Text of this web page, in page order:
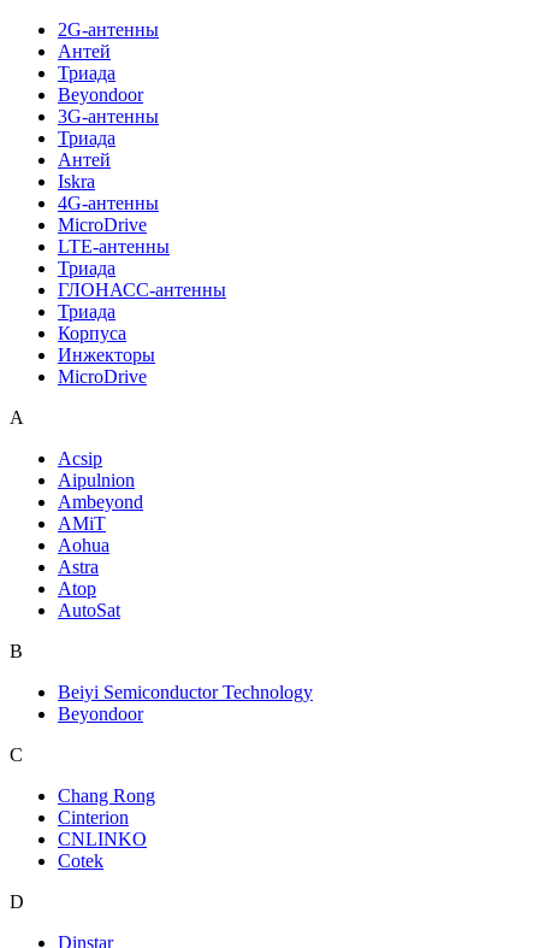
2G-антенны
Антей
Триада
Beyondoor
3G-антенны
Триада
Антей
Iskra
4G-антенны
MicroDrive
LTE-антенны
Триада
ГЛОНАСС-антенны
Триада
Корпуса
Инжекторы
MicroDrive
A
Acsip
Aipulnion
Ambeyond
AMiT
Aohua
Astra
Atop
AutoSat
B
Beiyi Semiconductor Technology
Beyondoor
C
Chang Rong
Cinterion
CNLINKO
Cotek
D
Dinstar